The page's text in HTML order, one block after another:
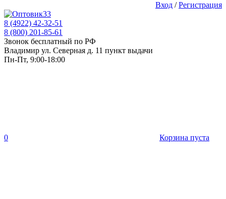
Вход /Регистрация
8 (4922) 42-32-51
8 (800) 201-85-61
Звонок бесплатный по РФ
Владимир ул. Северная д. 11 пункт выдачи
Пн-Пт, 9:00-18:00
0 Корзина пуста